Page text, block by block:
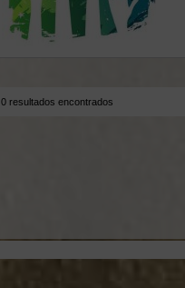
0 resultados encontrados